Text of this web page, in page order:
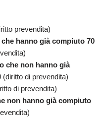
prevendita)
hanno già compiuto 70
che non hanno già
(diritto di prevendita)
di prevendita)
non hanno già compiuto